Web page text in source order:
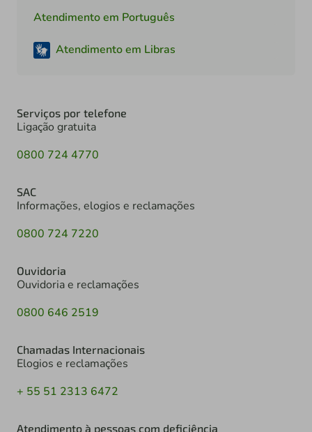
Atendimento em Português
Atendimento em Libras
Serviços por telefone
Ligação gratuita
0800 724 4770
SAC
Informações, elogios e reclamações
0800 724 7220
Ouvidoria
Ouvidoria e reclamações
0800 646 2519
Chamadas Internacionais
Elogios e reclamações
+ 55 51 2313 6472
Atendimento à pessoas com deficiência